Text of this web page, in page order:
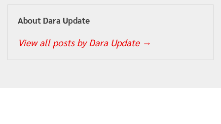
About Dara Update
View all posts by Dara Update →